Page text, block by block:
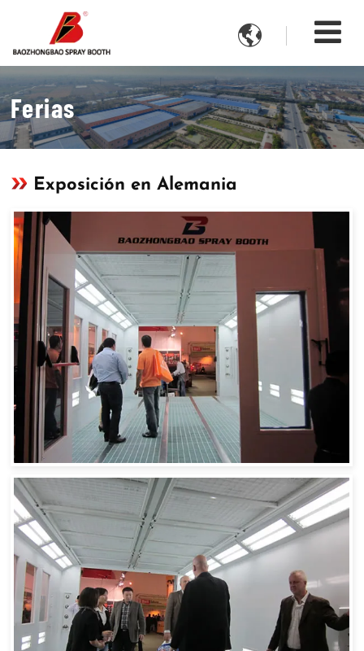

Ferias
Exposición en Alemania